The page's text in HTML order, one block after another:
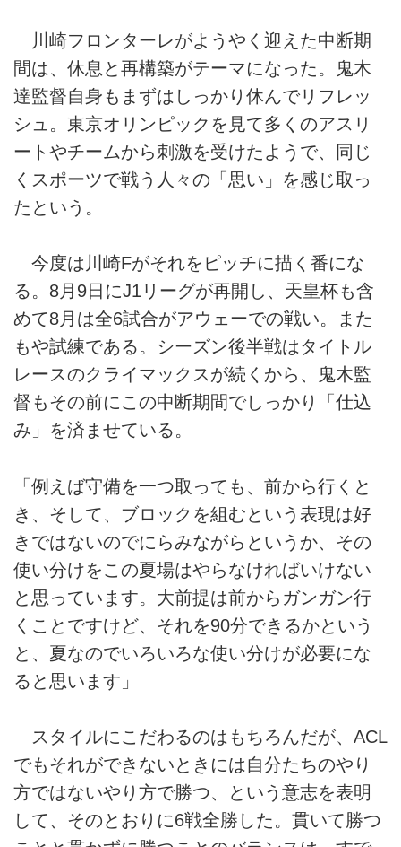
川崎フロンターレがようやく迎えた中断期
間は、休息と再構築がテーマになった。鬼木
達監督自身もまずはしっかり休んでリフレッ
シュ。東京オリンピックを見て多くのアスリ
ートやチームから刺激を受けたようで、同じ
くスポーツで戦う人々の「思い」を感じ取っ
たという。
今度は川崎Fがそれをピッチに描く番にな
る。8月9日にJ1リーグが再開し、天皇杯も含
めて8月は全6試合がアウェーでの戦い。また
もや試練である。シーズン後半戦はタイトル
レースのクライマックスが続くから、鬼木監
督もその前にこの中断期間でしっかり「仕込
み」を済ませている。
「例えば守備を一つ取っても、前から行くと
き、そして、ブロックを組むという表現は好
きではないのでにらみながらというか、その
使い分けをこの夏場はやらなければいけない
と思っています。大前提は前からガンガン行
くことですけど、それを90分できるかという
と、夏なのでいろいろな使い分けが必要にな
ると思います」
スタイルにこだわるのはもちろんだが、ACL
でもそれができないときには自分たちのやり
方ではないやり方で勝つ、という意志を表明
して、そのとおりに6戦全勝した。貫いて勝つ